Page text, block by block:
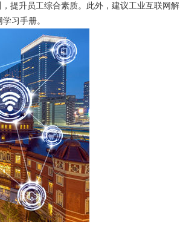
提升员工综合素质。此外，建议工业互联网解
习手册。